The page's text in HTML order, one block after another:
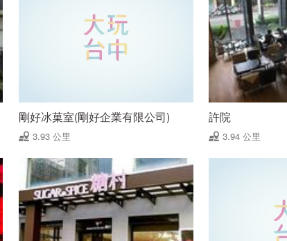
剛好冰菓室(剛好企業有限公司)
3.93 公里
許院
3.94 公里